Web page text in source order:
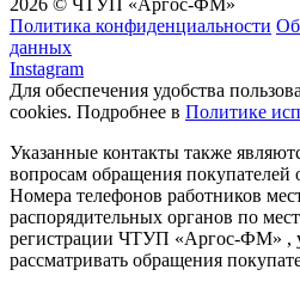
Политика конфиденциальности
данных
Instagram
Для обеспечения удобства
cookies. Подробнее в Политике
Указанные контакты также
вопросам обращения
Номера телефонов работников
распорядительных органов по
регистрации ЧТУП «Аргос-ФМ» ,
рассматривать обращения